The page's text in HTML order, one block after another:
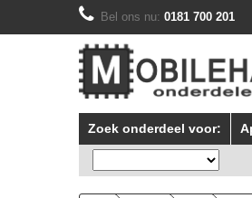
Bel ons nu: 0181 700 201
Zoek onderdeel voor: